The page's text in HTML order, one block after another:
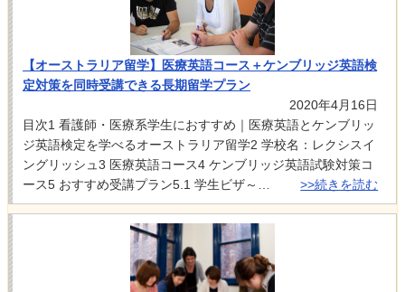
【オーストラリア留学】医療英語コース＋ケンブリッジ英語検
定対策を同時受講できる長期留学プラン
2020年4月16日
目次1 看護師・医療系学生におすすめ｜医療英語とケンブリッ
ジ英語検定を学べるオーストラリア留学2 学校名：レクシスイ
ングリッシュ3 医療英語コース4 ケンブリッジ英語試験対策コ
ース5 おすすめ受講プラン5.1 学生ビザ～…
>>続きを読む